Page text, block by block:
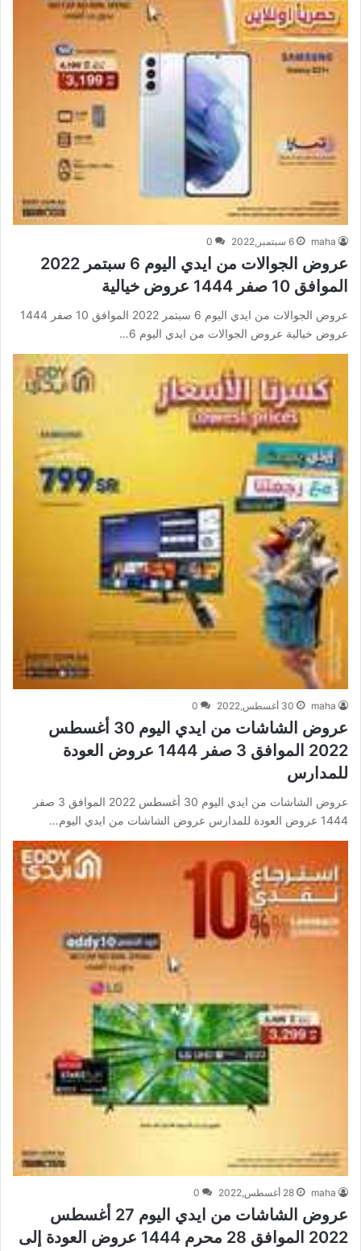
maha 6 سبتمبر,2022 0
عروض الجوالات من ايدي اليوم 6 سبتمر 2022
الموافق 10 صفر 1444 عروض خيالية
عروض الجوالات من ايدي اليوم 6 سبتمر 2022 الموافق 10 صفر 1444
عروض خيالية عروض الجوالات من ايدي اليوم 6…
maha 30 أغسطس,2022 0
عروض الشاشات من ايدي اليوم 30 أغسطس
2022 الموافق 3 صفر 1444 عروض العودة
للمدارس
عروض الشاشات من ايدي اليوم 30 أغسطس 2022 الموافق 3 صفر
1444 عروض العودة للمدارس عروض الشاشات من ايدي اليوم…
maha 28 أغسطس,2022 0
عروض الشاشات من ايدي اليوم 27 أغسطس
2022 الموافق 28 محرم 1444 عروض العودة إلى